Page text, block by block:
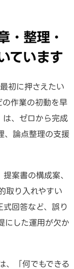
整理・
ています
初に押さえたい
の作業の初動を早
、ゼロから完成
、論点整理の支援
案書の構成案、
取り入れやすい
回答など、誤り
にした運用が欠か
、「何でもできる